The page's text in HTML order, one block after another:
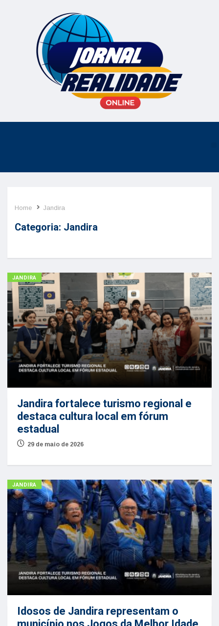
Home Jandira
Categoria: Jandira
JANDIRA
Jandira fortalece turismo regional e
destaca cultura local em fórum
estadual
29 de maio de 2026
JANDIRA
Idosos de Jandira representam o